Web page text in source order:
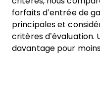
forfaits d’entrée de
principales et
critères d’évaluation.
davantage pour